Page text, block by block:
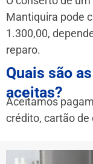
Mantiquira pode
1.300,00,
reparo.
Quais são
aceitas?
Aceitamos
crédito, cartão